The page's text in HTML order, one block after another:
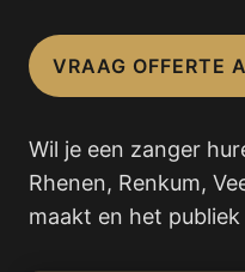
VRAAG OFFERTE
Wil je een zanger
Rhenen, Renkum,
maakt en het